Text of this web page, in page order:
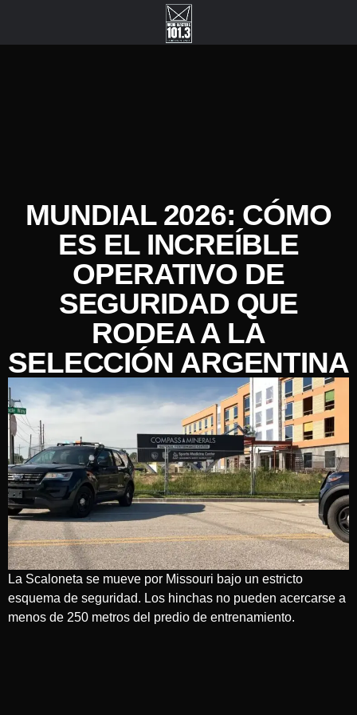
MUNDIAL 2026: CÓMO
ES EL INCREÍBLE
OPERATIVO DE
SEGURIDAD QUE
RODEA A LA
SELECCIÓN ARGENTINA
La Scaloneta se mueve por Missouri bajo un estricto
esquema de seguridad. Los hinchas no pueden acercarse a
menos de 250 metros del predio de entrenamiento.